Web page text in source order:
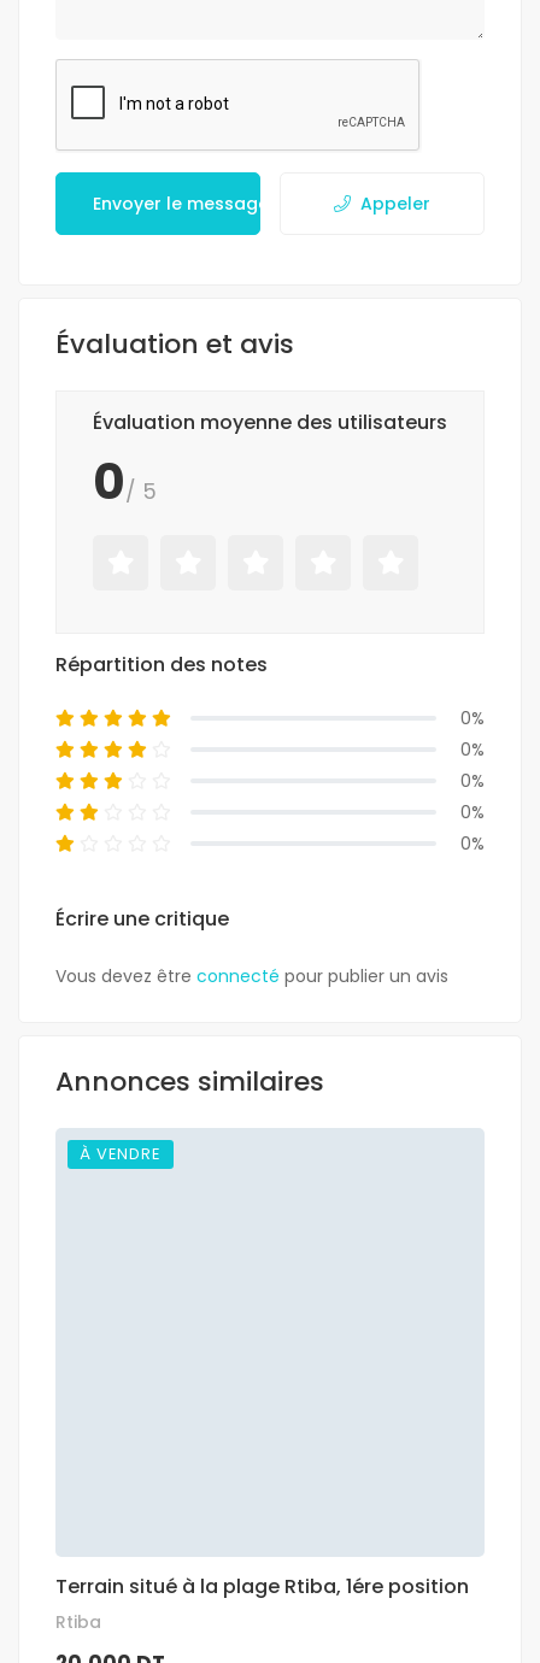
Envoyer le message Appeler
Évaluation et avis
Évaluation moyenne des utilisateurs
0/ 5
Répartition des notes
0%
0%
0%
0%
0%
Écrire une critique
Vous devez être connecté pour publier un avis
Annonces similaires
À VENDRE
Terrain situé à la plage Rtiba, 1ére position
Rtiba